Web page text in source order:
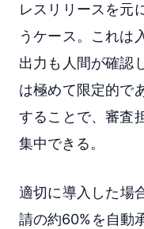
レスリリースを元
うケース。これは
出力も人間が確認
は極めて限定的で
することで、審査
集中できる。
適切に導入した場
請の約60%を自動